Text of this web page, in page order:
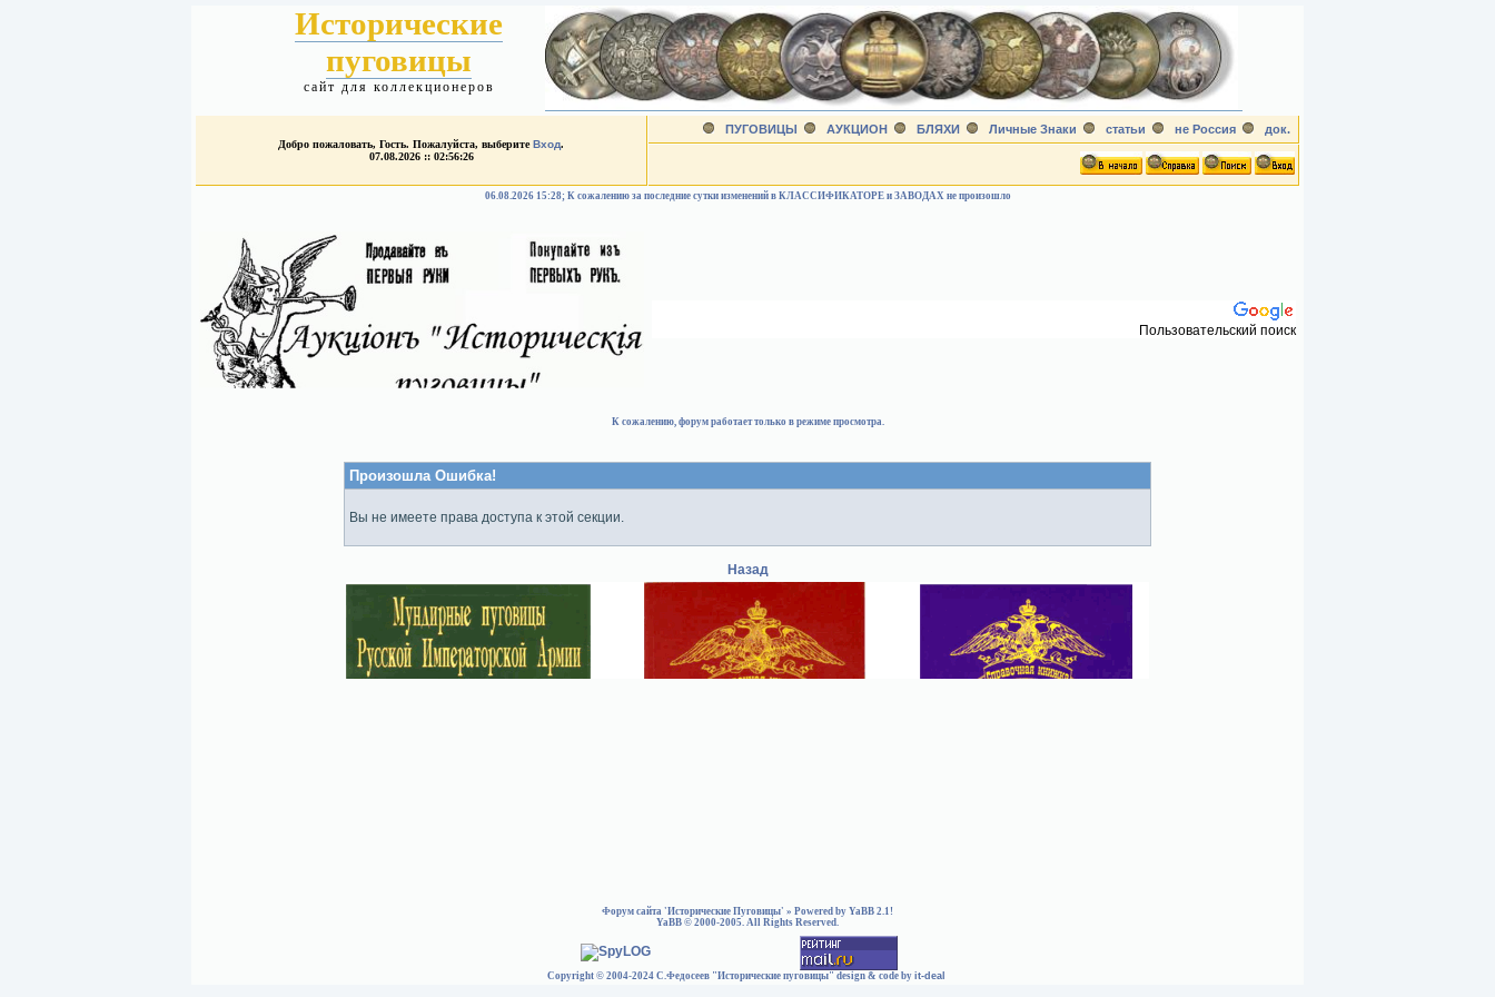
Исторические
пуговицы
сайт для коллекционеров
Добро пожаловать, Гость. Пожалуйста, выберитеВход.
07.08.2026 :: 02:56:26
ПУГОВИЦЫ АУКЦИОН БЛЯХИ Личные Знаки статьи не Россия док.
06.08.2026 15:28; К сожалению за последние сутки изменений в КЛАССИФИКАТОРЕ и ЗАВОДАХ не произошло
Пользовательский поиск
К сожалению, форум работает только в режиме просмотра.
Произошла Ошибка!
Вы не имеете права доступа к этой секции.
Назад
Форум сайта 'Исторические Пуговицы' » Powered by YaBB 2.1!
YaBB © 2000-2005. All Rights Reserved.
Copyright © 2004-2024 С.Федосеев "Исторические пуговицы" design & code by it-deal